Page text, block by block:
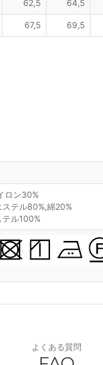
62,5 64,5
67,5 69,5
ロン30%
テル80%,綿20%
ル100%
よくある質問